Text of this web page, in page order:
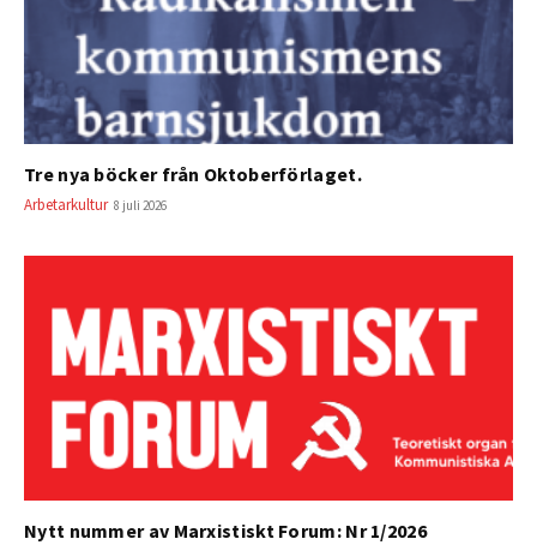
Tre nya böcker från Oktoberförlaget.
Arbetarkultur 8 juli 2026
Nytt nummer av Marxistiskt Forum: Nr 1/2026